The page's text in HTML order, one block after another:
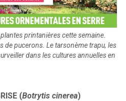
printanières cette semaine.
de pucerons. Le tarsonème trapu, les
dans les cultures annuelles en
(Botrytis cinerea)